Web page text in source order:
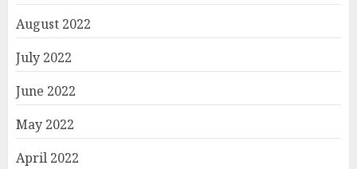
August 2022
July 2022
June 2022
May 2022
April 2022